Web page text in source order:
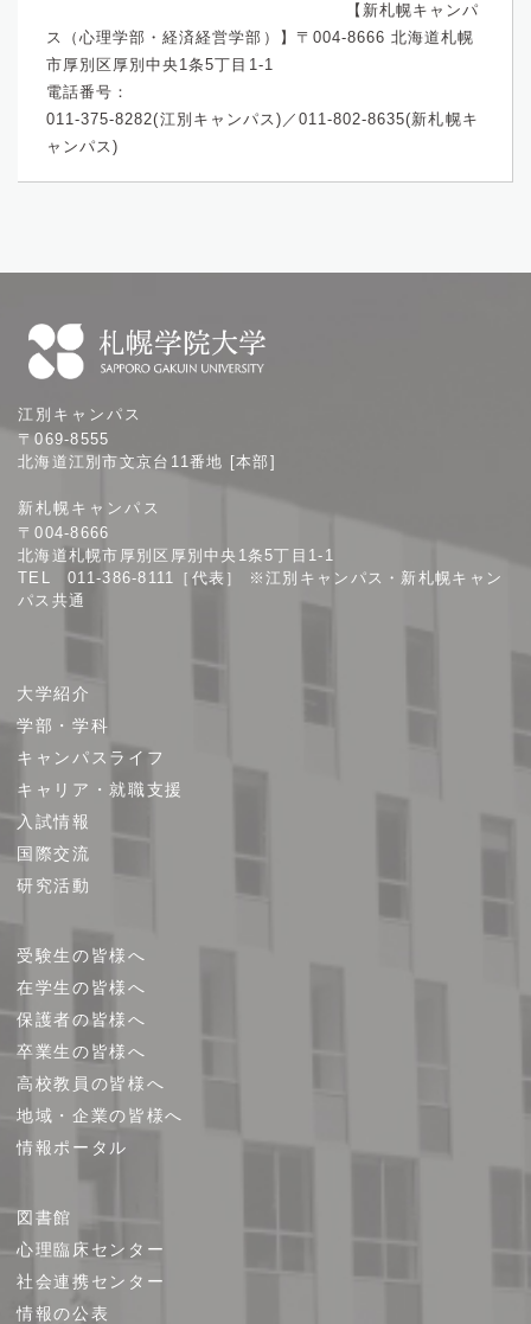
【新札幌キャンパ
ス（心理学部・経済経営学部）】〒004-8666 北海道札幌
市厚別区厚別中央1条5丁目1-1
電話番号：
011-375-8282(江別キャンパス)／011-802-8635(新札幌キ
ャンパス)
幌
学
大
学
江別キャンパス
〒069-8555
北海道江別市文京台11番地 [本部]
新札幌キャンパス
〒004-8666
北海道札幌市厚別区厚別中央1条5丁目1-1
TEL 011-386-8111［代表］ ※江別キャンパス・新札幌キャン
パス共通
ト
プ
大学紹介
学部・学科
キャンパスライフ
キャリア・就職支援
入試情報
国際交流
研究活動
受験生の皆様へ
在学生の皆様へ
保護者の皆様へ
卒業生の皆様へ
高校教員の皆様へ
地域・企業の皆様へ
情報ポータル
図書館
心理臨床センター
社会連携センター
情報の公表